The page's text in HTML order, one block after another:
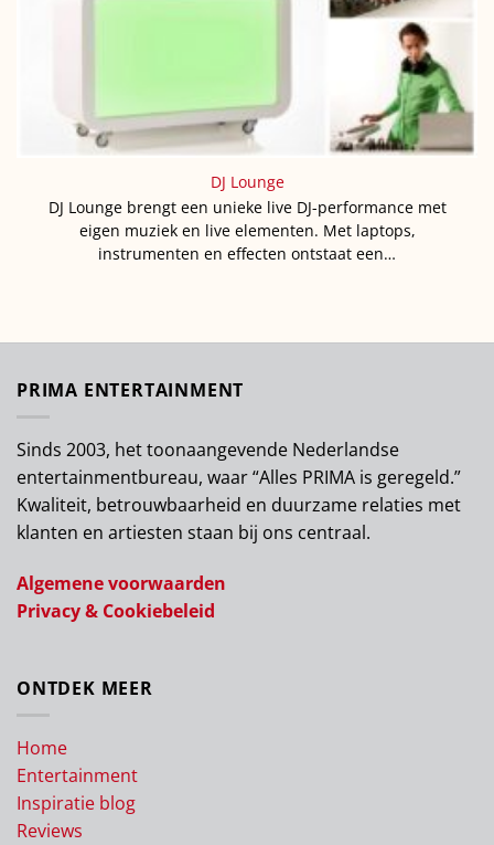
DJ Lounge
DJ Lounge brengt een unieke live DJ-performance met
eigen muziek en live elementen. Met laptops,
instrumenten en effecten ontstaat een…
PRIMA ENTERTAINMENT
Sinds 2003, het toonaangevende Nederlandse
entertainmentbureau, waar “Alles PRIMA is geregeld.”
Kwaliteit, betrouwbaarheid en duurzame relaties met
klanten en artiesten staan bij ons centraal.
Algemene voorwaarden
Privacy & Cookiebeleid
ONTDEK MEER
Home
Entertainment
Inspiratie blog
Reviews